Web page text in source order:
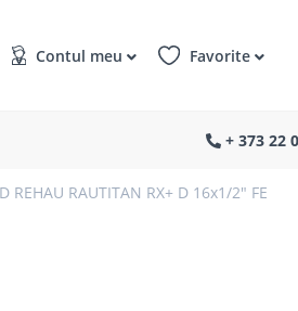
Contul meu Favorite
+ 373 22
REHAU RAUTITAN RX+ D 16x1/2" FE